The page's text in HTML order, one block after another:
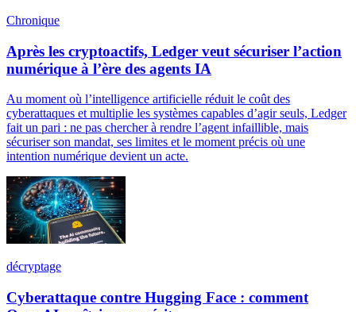
Chronique
Après les cryptoactifs, Ledger veut sécuriser l’action
numérique à l’ère des agents IA
Au moment où l’intelligence artificielle réduit le coût des
cyberattaques et multiplie les systèmes capables d’agir seuls, Ledger
fait un pari : ne pas chercher à rendre l’agent infaillible, mais
sécuriser son mandat, ses limites et le moment précis où une
intention numérique devient un acte.
décryptage
Cyberattaque contre Hugging Face : comment